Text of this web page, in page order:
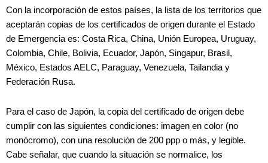
Con la incorporación de estos países, la lista de los territorios que
aceptarán copias de los certificados de origen durante el Estado
de Emergencia es: Costa Rica, China, Unión Europea, Uruguay,
Colombia, Chile, Bolivia, Ecuador, Japón, Singapur, Brasil,
México, Estados AELC, Paraguay, Venezuela, Tailandia y
Federación Rusa.
Para el caso de Japón, la copia del certificado de origen debe
cumplir con las siguientes condiciones: imagen en color (no
monócromo), con una resolución de 200 ppp o más, y legible.
Cabe señalar, que cuando la situación se normalice, los